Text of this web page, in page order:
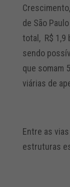
de São
total, R$ 1,9
sendo
que somam
viárias de
Entre as
estruturas